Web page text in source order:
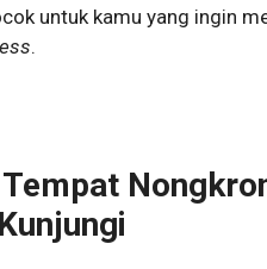
untuk kamu yang ingin
.